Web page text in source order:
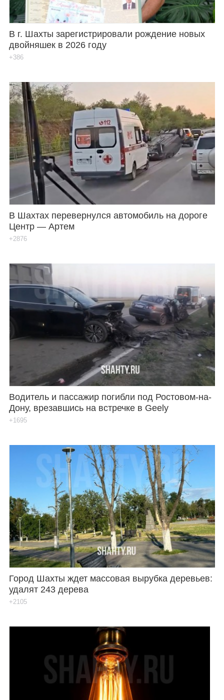
В г. Шахты зарегистрировали рождение новых
двойняшек в 2026 году
+386
В Шахтах перевернулся автомобиль на дороге
Центр — Артем
+2876
Водитель и пассажир погибли под Ростовом-на-
Дону, врезавшись на встречке в Geely
+1695
Город Шахты ждет массовая вырубка деревьев:
удалят 243 дерева
+2105